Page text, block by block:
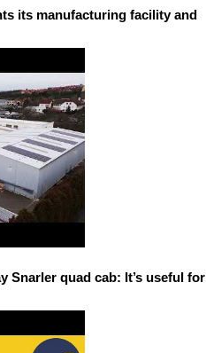
its manufacturing facility and
Snarler quad cab: It’s useful for